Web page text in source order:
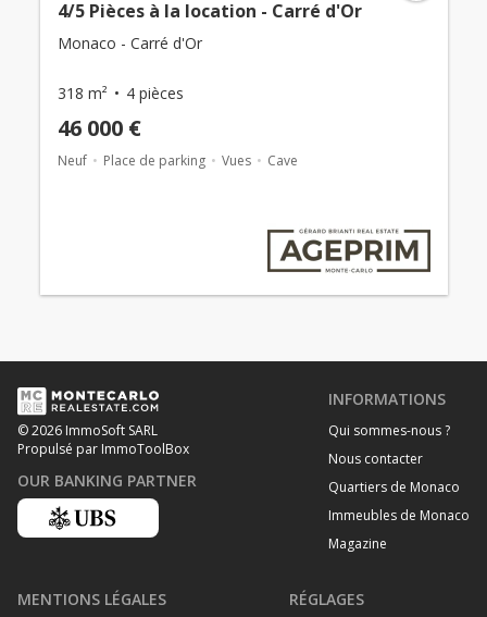
4/5 Pièces à la location - Carré d'Or
Monaco - Carré d'Or
318 m² 4 pièces
46 000 €
Neuf Place de parking Vues Cave
© 2026 ImmoSoft SARL
Propulsé par ImmoToolBox
OUR BANKING PARTNER
INFORMATIONS
Qui sommes-nous ?
Nous contacter
Quartiers de Monaco
Immeubles de Monaco
Magazine
MENTIONS LÉGALES RÉGLAGES